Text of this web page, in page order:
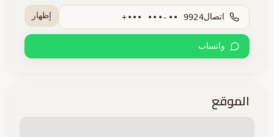
اتصال+••• •••-•• 9924 إظهار
واتساب
الموقع